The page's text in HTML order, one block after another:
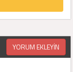
YORUM EKLEYİN